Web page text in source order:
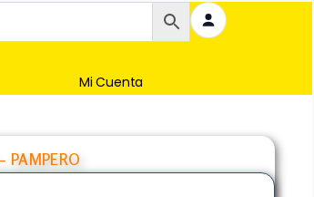
Mi Cuenta
PAMPERO